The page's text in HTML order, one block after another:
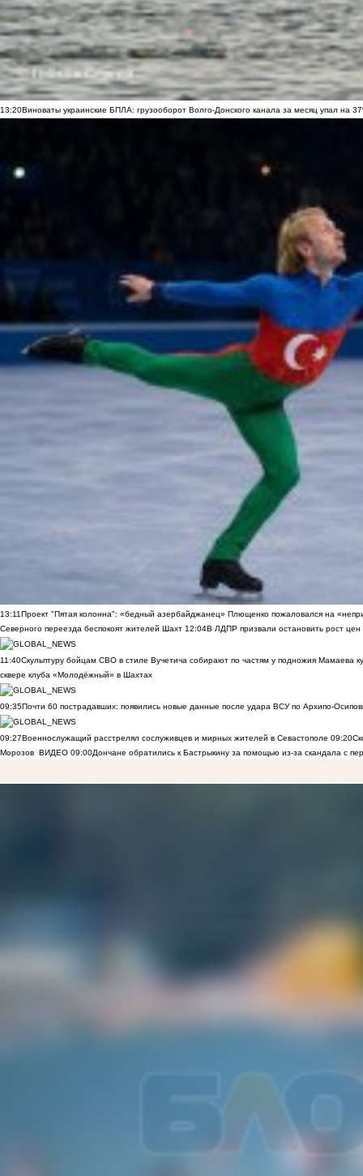
13:20Виноваты украинские БПЛА: грузооборот Волго-Донского канала за месяц упал на
13:11Проект "Пятая колонна": «бедный азербайджанец» Плющенко пожаловался на
Северного переезда беспокоят жителей Шахт 12:04В ЛДПР призвали остановить рост цен
11:40Скульптуру бойцам СВО в стиле Вучетича собирают по частям у подножия Мамаева
сквере клуба «Молодёжный» в Шахтах
09:35Почти 60 пострадавших: появились новые данные после удара ВСУ по Архипо-
09:27Военнослужащий расстрелял сослуживцев и мирных жителей в Севастополе 09:20
Морозов ВИДЕО 09:00Дончане обратились к Бастрыкину за помощью из-за скандала с